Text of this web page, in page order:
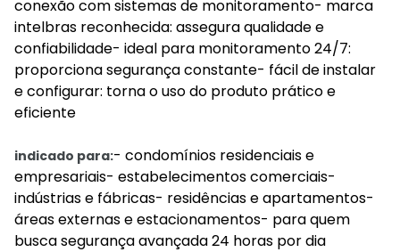
conexão com sistemas de monitoramento- marca
intelbras reconhecida: assegura qualidade e
confiabilidade- ideal para monitoramento 24/7:
proporciona segurança constante- fácil de instalar
e configurar: torna o uso do produto prático e
eficiente
indicado para:- condomínios residenciais e
empresariais- estabelecimentos comerciais-
indústrias e fábricas- residências e apartamentos-
áreas externas e estacionamentos- para quem
busca segurança avançada 24 horas por dia